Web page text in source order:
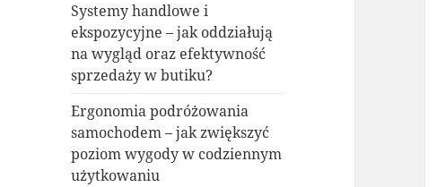
Systemy handlowe i
ekspozycyjne – jak oddziałują
na wygląd oraz efektywność
sprzedaży w butiku?
Ergonomia podróżowania
samochodem – jak zwiększyć
poziom wygody w codziennym
użytkowaniu